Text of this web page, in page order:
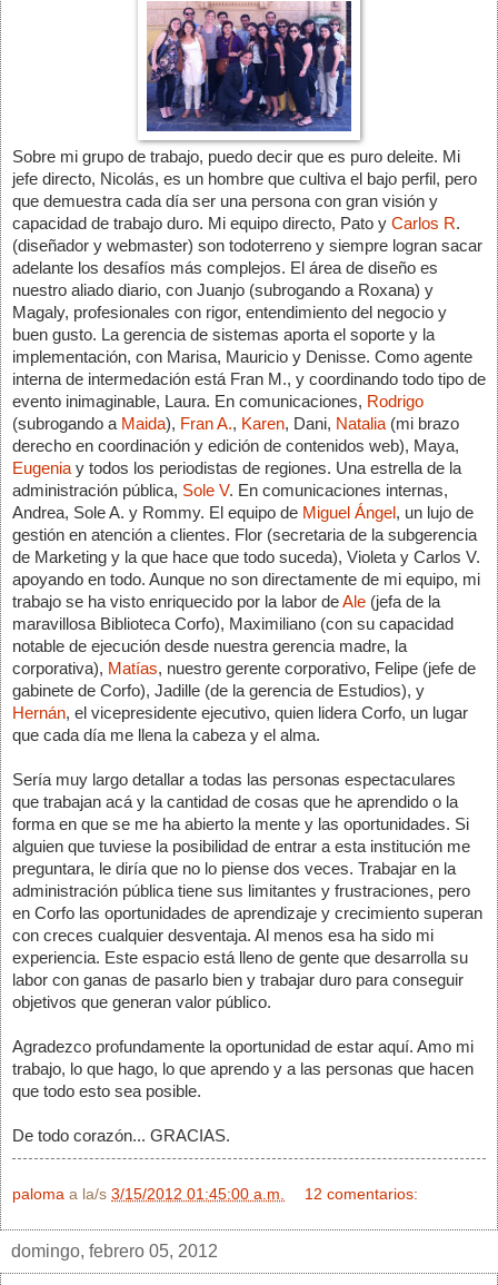
Sobre mi grupo de trabajo, puedo decir que es puro deleite. Mi
jefe directo, Nicolás, es un hombre que cultiva el bajo perfil, pero
que demuestra cada día ser una persona con gran visión y
capacidad de trabajo duro. Mi equipo directo, Pato y Carlos R.
(diseñador y webmaster) son todoterreno y siempre logran sacar
adelante los desafíos más complejos. El área de diseño es
nuestro aliado diario, con Juanjo (subrogando a Roxana) y
Magaly, profesionales con rigor, entendimiento del negocio y
buen gusto. La gerencia de sistemas aporta el soporte y la
implementación, con Marisa, Mauricio y Denisse. Como agente
interna de intermedación está Fran M., y coordinando todo tipo de
evento inimaginable, Laura. En comunicaciones, Rodrigo
(subrogando a Maida), Fran A., Karen, Dani, Natalia (mi brazo
Eugenia y todos los periodistas de regiones. Una estrella de la
administración pública, Sole V. En comunicaciones internas,
Andrea, Sole A. y Rommy. El equipo de Miguel Ángel, un lujo de
gestión en atención a clientes. Flor (secretaria de la subgerencia
de Marketing y la que hace que todo suceda), Violeta y Carlos V.
apoyando en todo. Aunque no son directamente de mi equipo, mi
trabajo se ha visto enriquecido por la labor de Ale (jefa de la
maravillosa Biblioteca Corfo), Maximiliano (con su capacidad
notable de ejecución desde nuestra gerencia madre, la
corporativa), Matías, nuestro gerente corporativo, Felipe (jefe de
Hernán, el vicepresidente ejecutivo, quien lidera Corfo, un lugar
que cada día me llena la cabeza y el alma.
Sería muy largo detallar a todas las personas espectaculares
que trabajan acá y la cantidad de cosas que he aprendido o la
forma en que se me ha abierto la mente y las oportunidades. Si
alguien que tuviese la posibilidad de entrar a esta institución me
preguntara, le diría que no lo piense dos veces. Trabajar en la
administración pública tiene sus limitantes y frustraciones, pero
en Corfo las oportunidades de aprendizaje y crecimiento superan
con creces cualquier desventaja. Al menos esa ha sido mi
experiencia. Este espacio está lleno de gente que desarrolla su
labor con ganas de pasarlo bien y trabajar duro para conseguir
objetivos que generan valor público.
Agradezco profundamente la oportunidad de estar aquí. Amo mi
trabajo, lo que hago, lo que aprendo y a las personas que hacen
que todo esto sea posible.
De todo corazón... GRACIAS.
paloma a la/s 3/15/2012 01:45:00 a.m. 12 comentarios:
domingo, febrero 05, 2012